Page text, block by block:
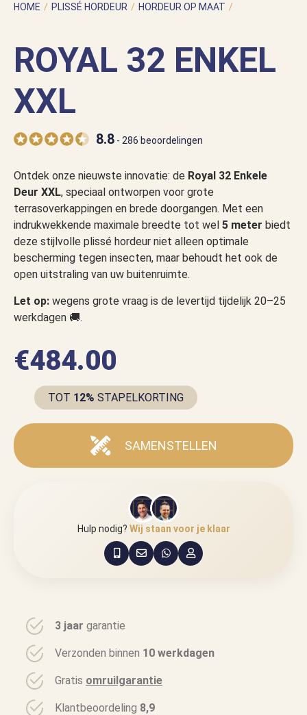
HOME / PLISSÉ HORDEUR / HORDEUR OP MAAT /
ROYAL 32 ENKEL
XXL
8.8 - 286 beoordelingen
Ontdek onze nieuwste innovatie: de Royal 32 Enkele
Deur XXL, speciaal ontworpen voor grote
terrasoverkappingen en brede doorgangen. Met een
indrukwekkende maximale breedte tot wel 5 meter biedt
deze stijlvolle plissé hordeur niet alleen optimale
bescherming tegen insecten, maar behoudt het ook de
open uitstraling van uw buitenruimte.
Let op: wegens grote vraag is de levertijd tijdelijk 20–25
werkdagen 🚚.
€484.00
TOT 12% STAPELKORTING
SAMENSTELLEN
Hulp nodig? Wij staan voor je klaar
3 jaar garantie
Verzonden binnen 10 werkdagen
Gratis omruilgarantie
Klantbeoordeling 8,9